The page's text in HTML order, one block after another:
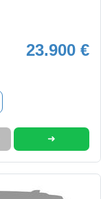
23.900 €
➜